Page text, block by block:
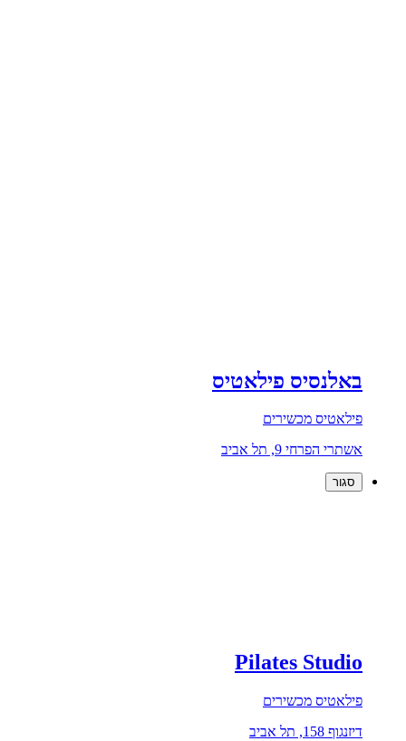
באלנסיס פילאטיס
פילאטיס מכשירים
אשתרי הפרחי 9, תל אביב
סגור
Pilates Studio
פילאטיס מכשירים
דיזנגוף 158, תל אביב